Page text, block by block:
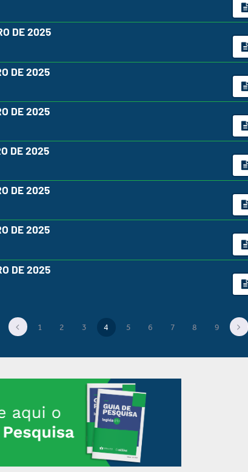
DE 2025
DE 2025
DE 2025
DE 2025
DE 2025
DE 2025
DE 2025
1 2 3 4(current)
5 6 7 8 9